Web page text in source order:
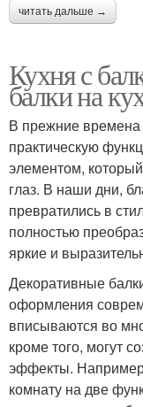
читать дальше →
Кухня с
балки на
В прежние времена
практическую
элементом,
глаз. В наши дни,
превратились в
полностью
яркие и
Декоративные
оформления
вписываются во
кроме того, могут
эффекты.
комнату на две